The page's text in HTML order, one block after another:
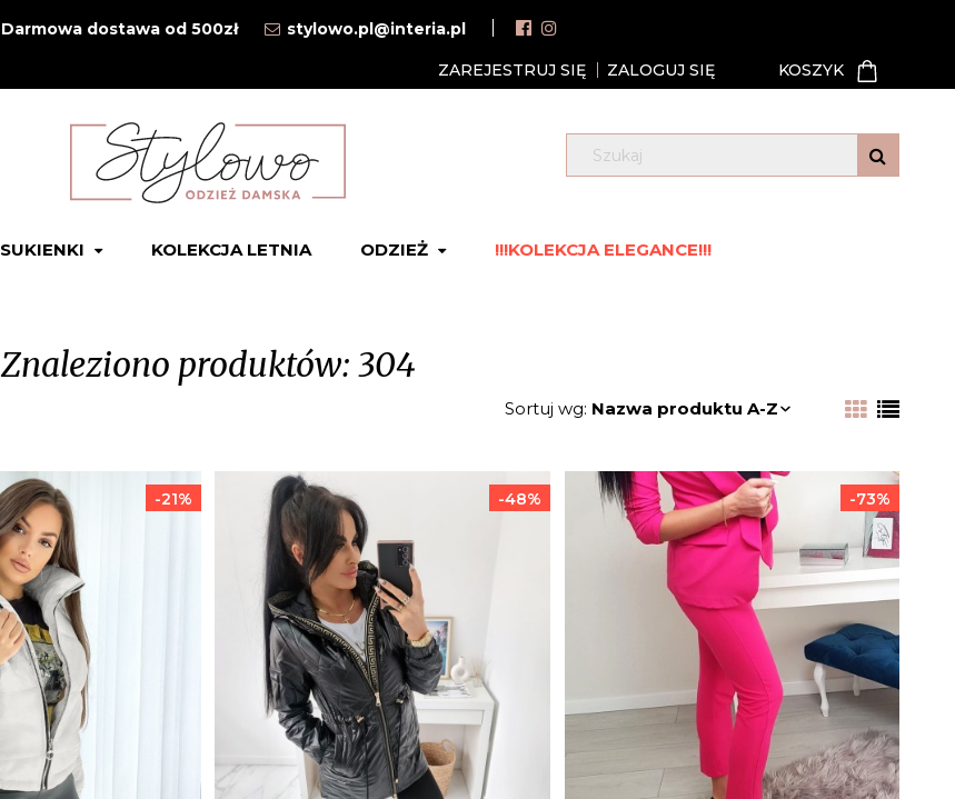
Darmowa dostawa od 500zł stylowo.pl@interia.pl
ZAREJESTRUJ SIĘ ZALOGUJ SIĘ
SUKIENKI KOLEKCJA LETNIA ODZIEŻ !!!KOLEKCJA ELEGANCE!!!
Znaleziono produktów: 304
Sortuj wg: Nazwa produktu A-Z
-21% -48% -73%